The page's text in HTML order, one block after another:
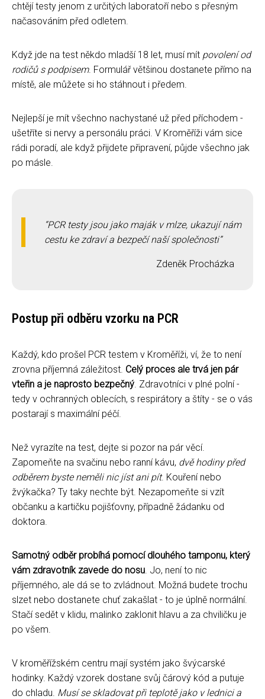
chtějí testy jenom z určitých laboratoří nebo s přesným
načasováním před odletem.
Když jde na test někdo mladší 18 let, musí mít povolení od
rodičů s podpisem. Formulář většinou dostanete přímo na
místě, ale můžete si ho stáhnout i předem.
Nejlepší je mít všechno nachystané už před příchodem -
ušetříte si nervy a personálu práci. V Kroměříži vám sice
rádi poradí, ale když přijdete připravení, půjde všechno jak
po másle.
PCR testy jsou jako maják v mlze, ukazují nám
cestu ke zdraví a bezpečí naší společnosti
Zdeněk Procházka
Postup při odběru vzorku na PCR
Každý, kdo prošel PCR testem v Kroměříži, ví, že to není
zrovna příjemná záležitost. Celý proces ale trvá jen pár
vteřin a je naprosto bezpečný . Zdravotníci v plné polní -
tedy v ochranných oblecích, s respirátory a štíty - se o vás
postarají s maximální péčí.
Než vyrazíte na test, dejte si pozor na pár věcí.
Zapomeňte na svačinu nebo ranní kávu, dvě hodiny před
odběrem byste neměli nic jíst ani pít. Kouření nebo
žvýkačka? Ty taky nechte být. Nezapomeňte si vzít
občanku a kartičku pojišťovny, případně žádanku od
doktora.
Samotný odběr probíhá pomocí dlouhého tamponu, který
vám zdravotník zavede do nosu . Jo, není to nic
příjemného, ale dá se to zvládnout. Možná budete trochu
slzet nebo dostanete chuť zakašlat - to je úplně normální.
Stačí sedět v klidu, malinko zaklonit hlavu a za chviličku je
po všem.
V kroměřížském centru mají systém jako švýcarské
hodinky. Každý vzorek dostane svůj čárový kód a putuje
do chladu. Musí se skladovat při teplotě jako v lednici a